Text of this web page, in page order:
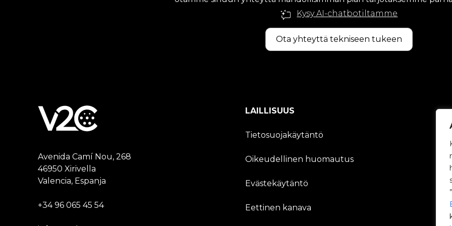
Kysy AI-chatbotiltamme
Ota yhteyttä tekniseen tukeen
Avenida Camí Nou, 268
46950 Xirivella
Valencia, Espanja
+34 96 065 45 54
LAILLISUUS
Tietosuojakäytäntö
Oikeudellinen huomautus
Evästekäytäntö
Eettinen kanava